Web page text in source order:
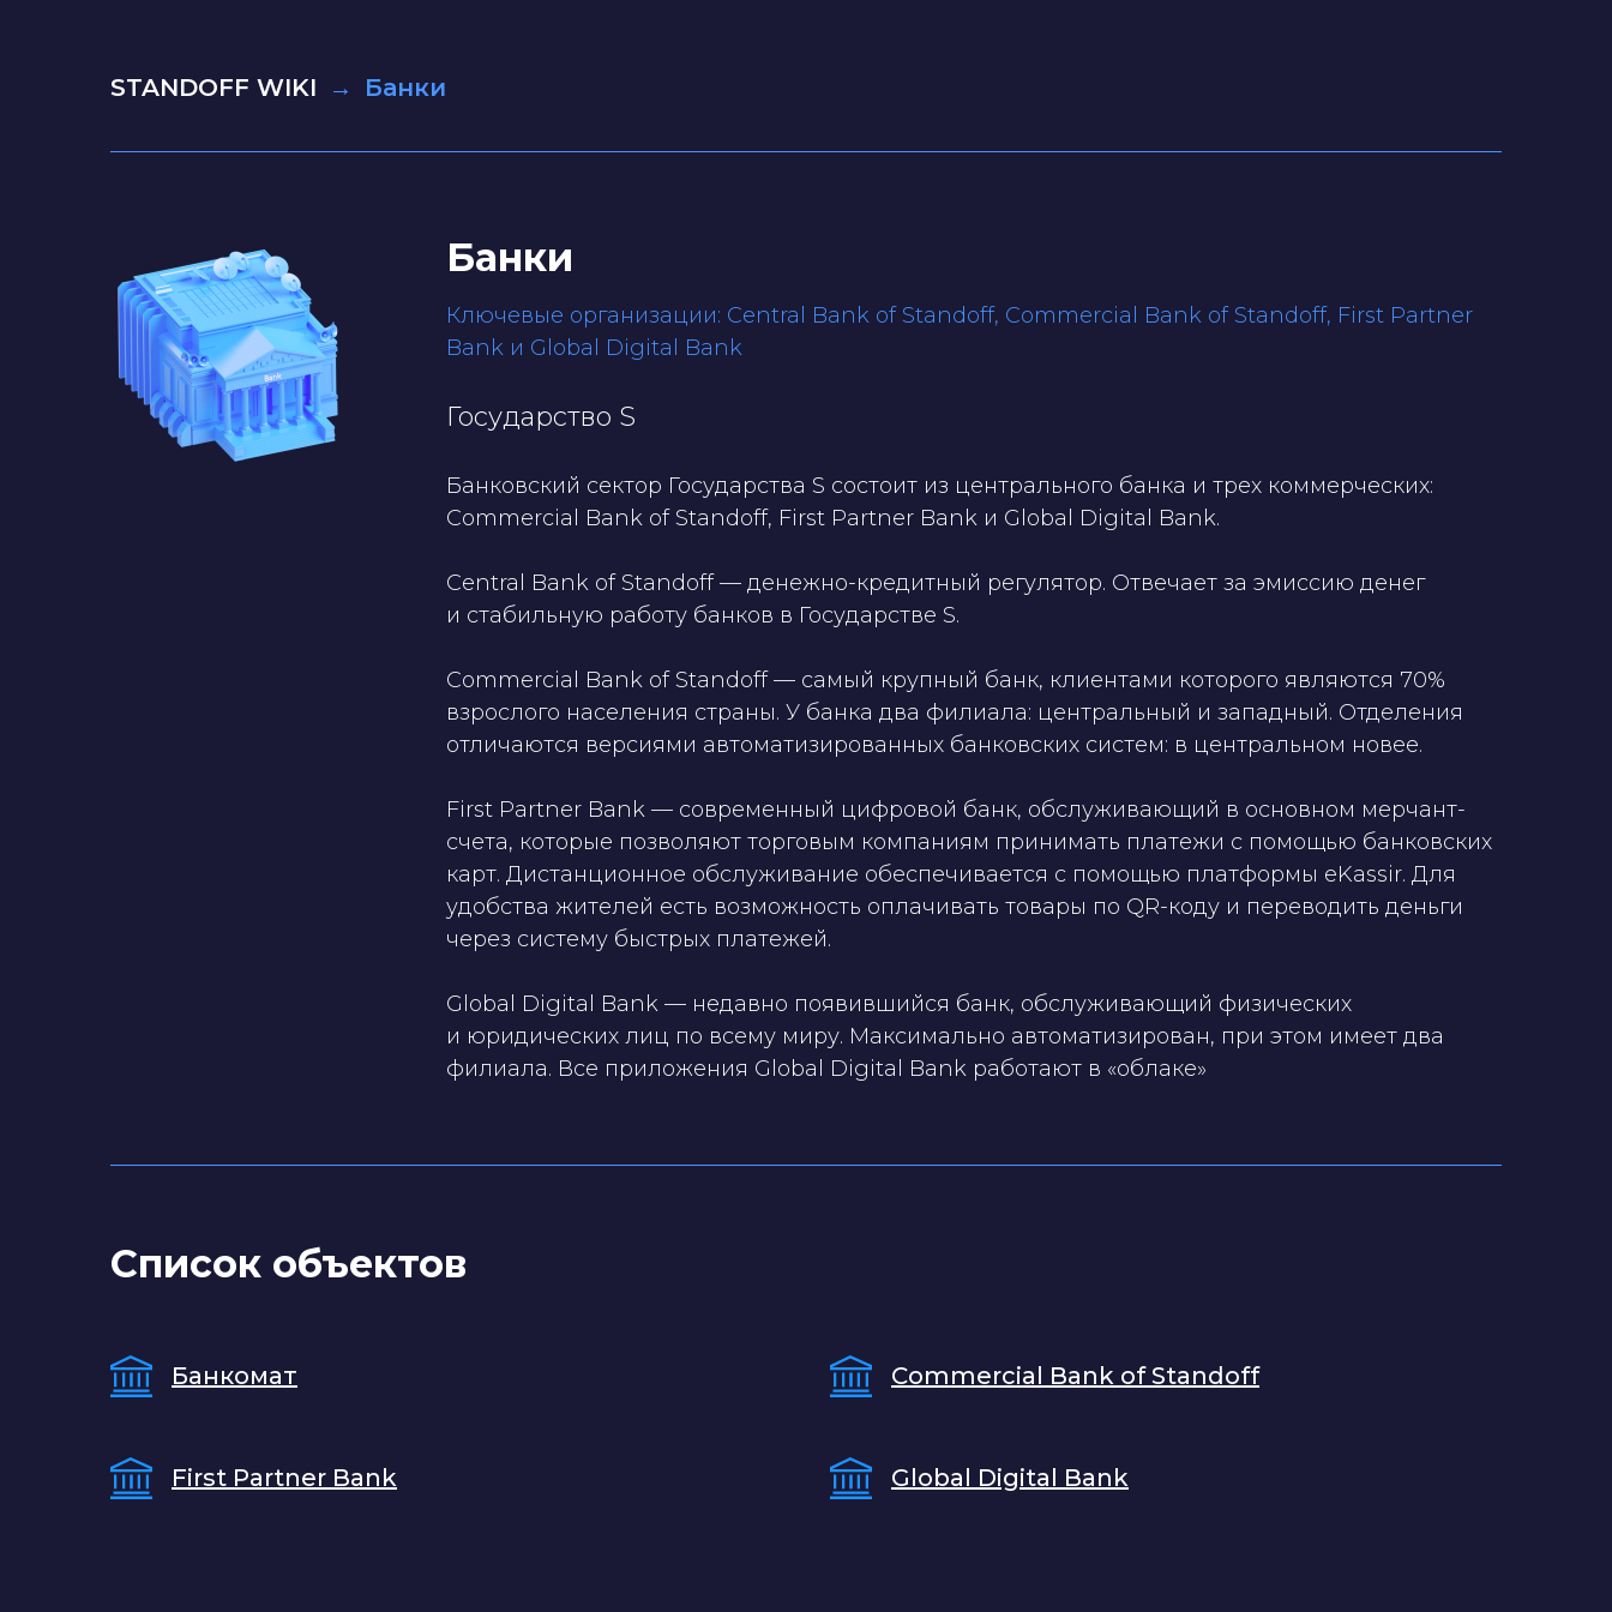
STANDOFF WIKI → Банки
Банки
Ключевые организации: Central Bank of Standoff, Commercial Bank of Standoff, First Partner
Bank и Global Digital Bank
Государство S
Банковский сектор Государства S состоит из центрального банка и трех коммерческих:
Commercial Bank of Standoff, First Partner Bank и Global Digital Bank.
Central Bank of Standoff — денежно-кредитный регулятор. Отвечает за эмиссию денег
и стабильную работу банков в Государстве S.
Commercial Bank of Standoff — самый крупный банк, клиентами которого являются 70%
взрослого населения страны. У банка два филиала: центральный и западный. Отделения
отличаются версиями автоматизированных банковских систем: в центральном новее.
First Partner Bank — современный цифровой банк, обслуживающий в основном мерчант-
счета, которые позволяют торговым компаниям принимать платежи с помощью банковских
карт. Дистанционное обслуживание обеспечивается с помощью платформы eKassir. Для
удобства жителей есть возможность оплачивать товары по QR-коду и переводить деньги
через систему быстрых платежей.
Global Digital Bank — недавно появившийся банк, обслуживающий физических
и юридических лиц по всему миру. Максимально автоматизирован, при этом имеет два
филиала. Все приложения Global Digital Bank работают в «облаке»
Список объектов
Банкомат Commercial Bank of Standoff
First Partner Bank Global Digital Bank